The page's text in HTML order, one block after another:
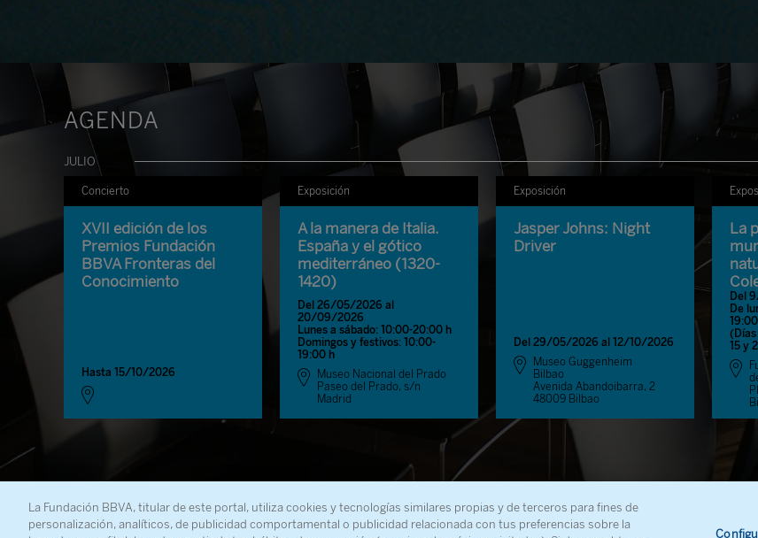
AGENDA
JULIO
Concierto
XVII edición de los
Premios Fundación
BBVA Fronteras del
Conocimiento
Hasta 15/10/2026
Exposición
A la manera de Italia.
España y el gótico
mediterráneo (1320-
1420)
Del 26/05/2026 al
20/09/2026
Lunes a sábado: 10:00-20:00 h
Domingos y festivos: 10:00-
19:00 h
Museo Nacional del Prado
Paseo del Prado, s/n
Madrid
Exposición
Jasper Johns: Night
Driver
Del 29/05/2026 al 12/10/2026
Museo Guggenheim
Bilbao
Avenida Abandoibarra, 2
48009 Bilbao
La
Del
De
(Días
15 y
La Fundación BBVA, titular de este portal, utiliza cookies y tecnologías similares propias y de terceros para fines de
personalización, analíticos, de publicidad comportamental o publicidad relacionada con tus preferencias sobre la